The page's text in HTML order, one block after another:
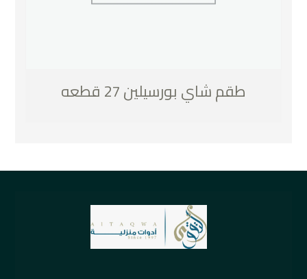
طقم شاي بورسيلين 27 قطعه